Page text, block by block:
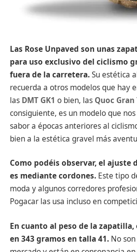
Las Rose Unpaved son unas
para uso exclusivo del ciclismo
fuera de la carretera.Su estética
recuerda a otros modelos que hay
las DMT GK1 o bien, las Quoc Gran
consiguiente, es un modelo que
sabor a épocas anteriores al
bien a la estética gravel más
Como podéis observar, el ajuste
es mediante cordones. Este tipo
moda y algunos corredores
Pogacar las usa incluso en
En cuanto al peso de la
en 343 gramos en talla 41. No